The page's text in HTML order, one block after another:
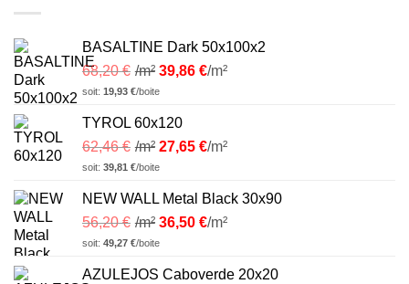
BASALTINE Dark 50x100x2
68,20€ /m² 39,86 €/m²
soit: 19,93 €/boite
TYROL 60x120
62,46€ /m² 27,65 €/m²
soit: 39,81 €/boite
NEW WALL Metal Black 30x90
56,20€ /m² 36,50 €/m²
soit: 49,27 €/boite
AZULEJOS Caboverde 20x20